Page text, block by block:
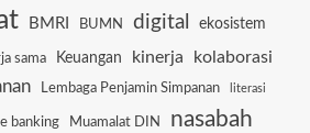
BMRI BUMN digital ekosistem
sama Keuangan kinerja kolaborasi
Lembaga Penjamin Simpanan literasi
banking Muamalat DIN nasabah